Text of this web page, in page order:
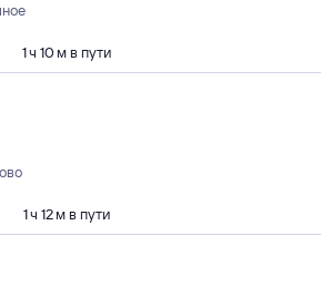
1 ч 10 м в пути
1 ч 12 м в пути